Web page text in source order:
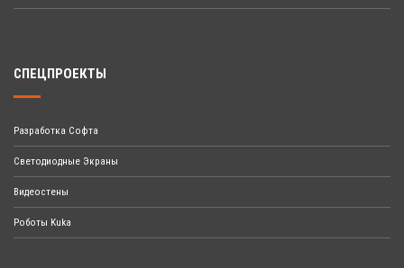
СПЕЦПРОЕКТЫ
Разработка Софта
Светодиодные Экраны
Видеостены
Роботы Kuka